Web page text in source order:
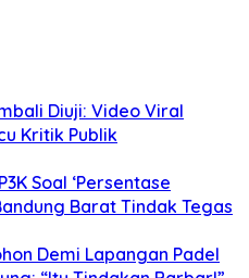
Diuji: Video Viral
Kritik Publik
Soal ‘Persentase
Barat Tindak Tegas
Demi Lapangan Padel